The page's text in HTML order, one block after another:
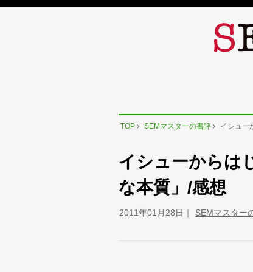
TOP SEMマスターの書評 イシュー
イシューからは
な本質」/感想
2011年01月28日 SEMマスター